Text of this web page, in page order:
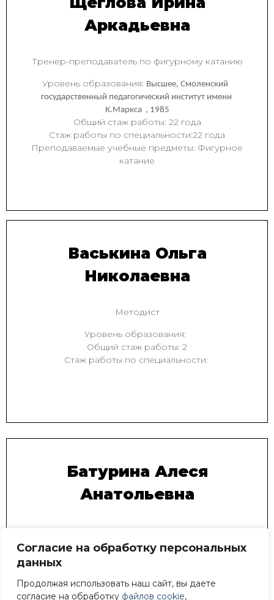
Согласие на обработку персональных
данных
Продолжая использовать наш сайт, вы даете
согласие на обработку файлов cookie,
Аркадьевна
Тренер-преподаватель по фигурному катанию
Уровень образования: Высшее, Смоленский
государственный педагогический институт имени
К.Маркса , 1985
Общий стаж работы: 22 года
Стаж работы по специальности:22 года
Преподаваемые учебные предметы: Фигурное
катание
Васькина Ольга
Николаевна
Методист
Уровень образования:
Общий стаж работы: 2
Стаж работы по специальности:
Батурина Алеся
Анатольевна
Уровень образования:
Стаж работы по специальности: